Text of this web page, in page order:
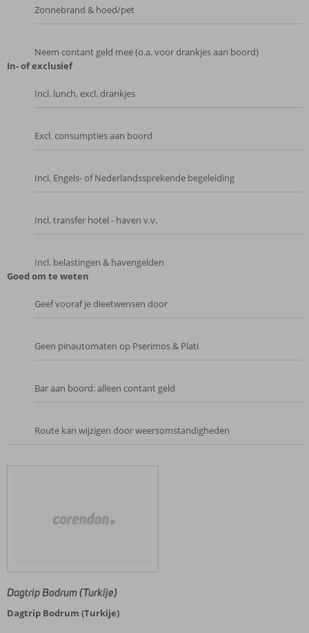
Zonnebrand & hoed/pet
Neem contant geld mee (o.a. voor drankjes aan boord)
In- of exclusief
Incl. lunch, excl. drankjes
Excl. consumpties aan boord
Incl. Engels- of Nederlandssprekende begeleiding
Incl. transfer hotel - haven v.v.
Incl. belastingen & havengelden
Goed om te weten
Geef vooraf je dieetwensen door
Geen pinautomaten op Pserimos & Plati
Bar aan boord: alleen contant geld
Route kan wijzigen door weersomstandigheden
Dagtrip Bodrum (Turkije)
Dagtrip Bodrum (Turkije)